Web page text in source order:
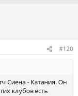
#120
Сиена - Катания. Он
клубов есть